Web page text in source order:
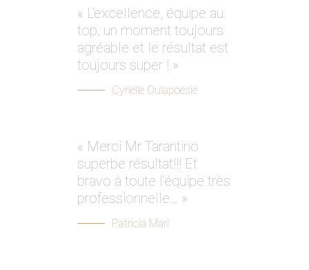
« L’excellence, équipe au
top, un moment toujours
agréable et le résultat est
toujours super ! »
Cyrielle Oulapoésie
« Merci Mr Tarantino
superbe résultat!!! Et
bravo à toute l’équipe très
professionnelle… »
Patricia Mari